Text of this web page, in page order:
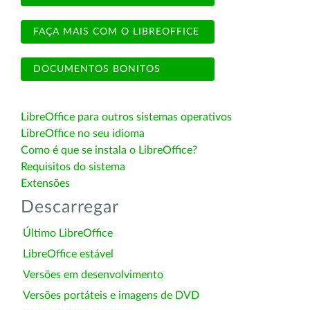
FAÇA MAIS COM O LIBREOFFICE
DOCUMENTOS BONITOS
LibreOffice para outros sistemas operativos
LibreOffice no seu idioma
Como é que se instala o LibreOffice?
Requisitos do sistema
Extensões
Descarregar
Último LibreOffice
LibreOffice estável
Versões em desenvolvimento
Versões portáteis e imagens de DVD